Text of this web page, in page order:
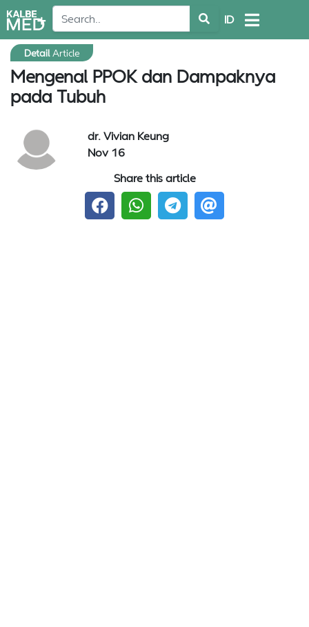
ID
DetailArticle
Mengenal PPOK dan Dampaknya
pada Tubuh
dr. Vivian Keung
Nov 16
Share this article